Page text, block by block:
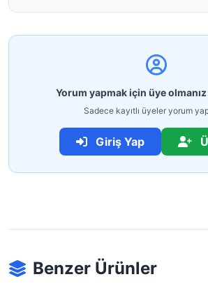
Yorum yapmak için üye
Sadece kayıtlı üyeler yorum
Giriş Yap
Benzer Ürünler